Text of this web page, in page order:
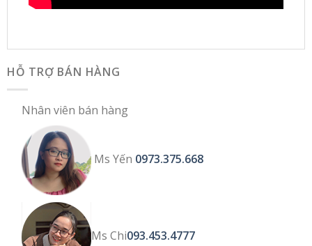
HỖ TRỢ BÁN HÀNG
Nhân viên bán hàng
Ms Yến 0973.375.668
Ms Chi093.453.4777